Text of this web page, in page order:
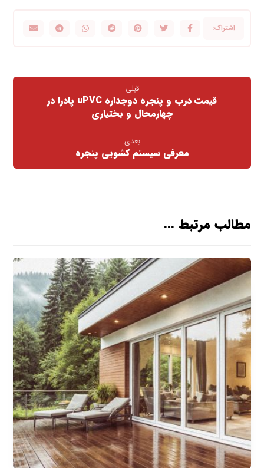
قبلی
قیمت درب و پنجره دوجداره uPVC پادرا در
چهارمحال و بختیاری
بعدی
معرفی سیستم کشویی پنجره
مطالب مرتبط ...